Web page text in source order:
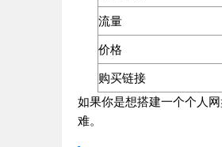
流量
价格
购买链接
如果你是想搭建一个个人
难。